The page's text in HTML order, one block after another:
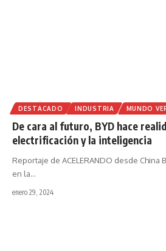
DESTACADO INDUSTRIA MUNDO
De cara al futuro, BYD hace
electrificación y la inteligencia
Reportaje de ACELERANDO desde China
en la…
enero 29, 2024